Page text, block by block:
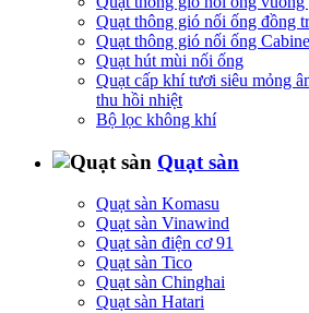
Quạt thông gió nối ống đồng
Quạt thông gió nối ống
Quạt hút mùi nối ống
Quạt cấp khí tươi siêu mỏng
thu hồi nhiệt
Bộ lọc không khí
Quạt sàn
Quạt sàn Komasu
Quạt sàn Vinawind
Quạt sàn điện cơ 91
Quạt sàn Tico
Quạt sàn Chinghai
Quạt sàn Hatari